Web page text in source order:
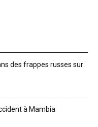
des frappes russes sur
à Mambia